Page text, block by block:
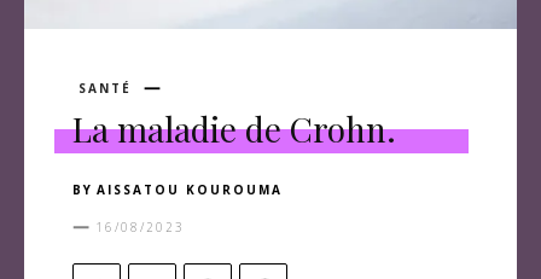
SANTÉ
La maladie de Crohn.
BY AISSATOU KOUROUMA
16/08/2023